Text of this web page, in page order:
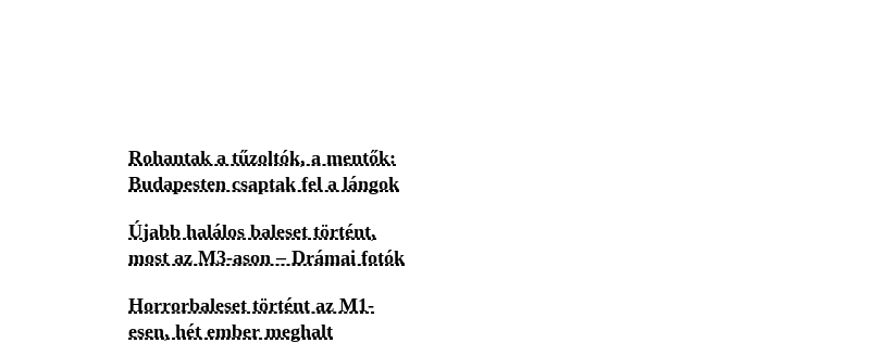
Rohantak a tűzoltók, a mentők:
Budapesten csaptak fel a lángok
Újabb halálos baleset történt,
most az M3-ason – Drámai fotók
Horrorbaleset történt az M1-
esen, hét ember meghalt